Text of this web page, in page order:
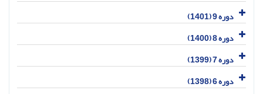
دوره 9 (1401)
دوره 8 (1400)
دوره 7 (1399)
دوره 6 (1398)